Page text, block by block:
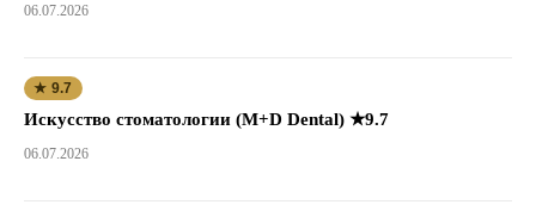
06.07.2026
★ 9.7
Искусство стоматологии (M+D Dental) ★9.7
06.07.2026